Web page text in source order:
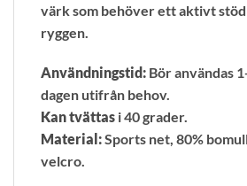
värk som behöver ett aktivt
ryggen.
Användningstid: Bör användas
dagen utifrån behov.
Kan tvättas i 40 grader.
Material:Sports net, 80%
velcro.